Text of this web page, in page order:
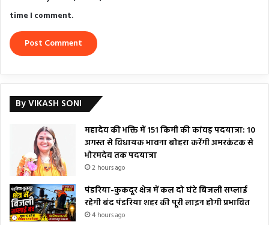
time I comment.
By VIKASH SONI
महादेव की भक्ति में 151 किमी की कांवड़ पदयात्रा: 10
अगस्त से विधायक भावना बोहरा करेंगी अमरकंटक से
भोरमदेव तक पदयात्रा
2 hours ago
पंडरिया-कुकदूर क्षेत्र में कल दो घंटे बिजली सप्लाई
रहेगी बंद पंडरिया शहर की पूरी लाइन होगी प्रभावित
4 hours ago